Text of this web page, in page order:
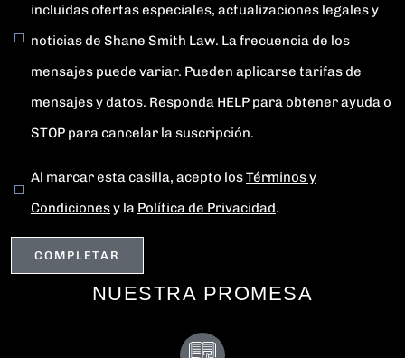
incluidas ofertas especiales, actualizaciones legales y
noticias de Shane Smith Law. La frecuencia de los
mensajes puede variar. Pueden aplicarse tarifas de
mensajes y datos. Responda HELP para obtener ayuda o
STOP para cancelar la suscripción.
Al marcar esta casilla, acepto losTérminos y
Condicionesy la Política de Privacidad.
NUESTRA PROMESA